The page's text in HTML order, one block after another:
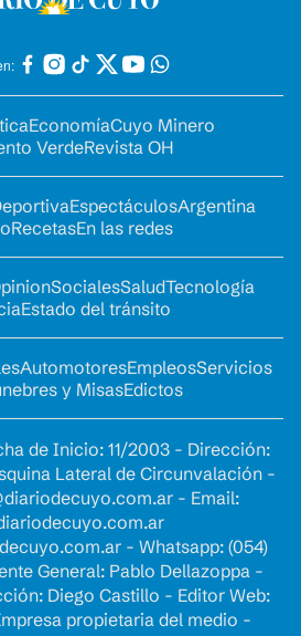
EconomíaCuyo Minero
VerdeRevista OH
EspectáculosArgentina
RecetasEn las redes
SocialesSaludTecnología
Estado del tránsito
AutomotoresEmpleosServicios
y MisasEdictos
de Inicio: 11/2003 - Dirección:
Lateral de Circunvalación -
- Email:
- Whatsapp: (054)
General: Pablo Dellazoppa -
Diego Castillo - Editor Web:
propietaria del medio -